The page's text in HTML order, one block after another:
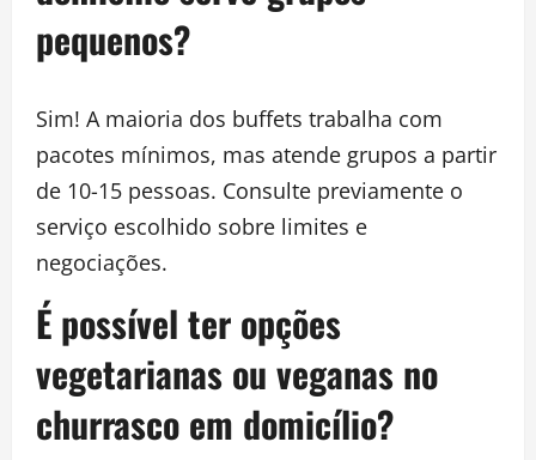
pequenos?
Sim! A maioria dos buffets trabalha com
pacotes mínimos, mas atende grupos a partir
de 10-15 pessoas. Consulte previamente o
serviço escolhido sobre limites e
negociações.
É possível ter opções
vegetarianas ou veganas no
churrasco em domicílio?